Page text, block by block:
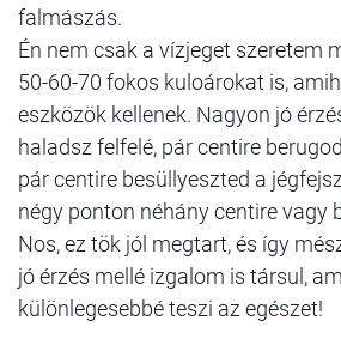
falmászás.
Én nem csak a vízjeget szeretem
50-60-70 fokos kuloárokat is,
eszközök kellenek. Nagyon jó
haladsz felfelé, pár centire
pár centire besüllyeszted a
négy ponton néhány centire vagy
Nos, ez tök jól megtart, és így
jó érzés mellé izgalom is társul,
különlegesebbé teszi az egészet!